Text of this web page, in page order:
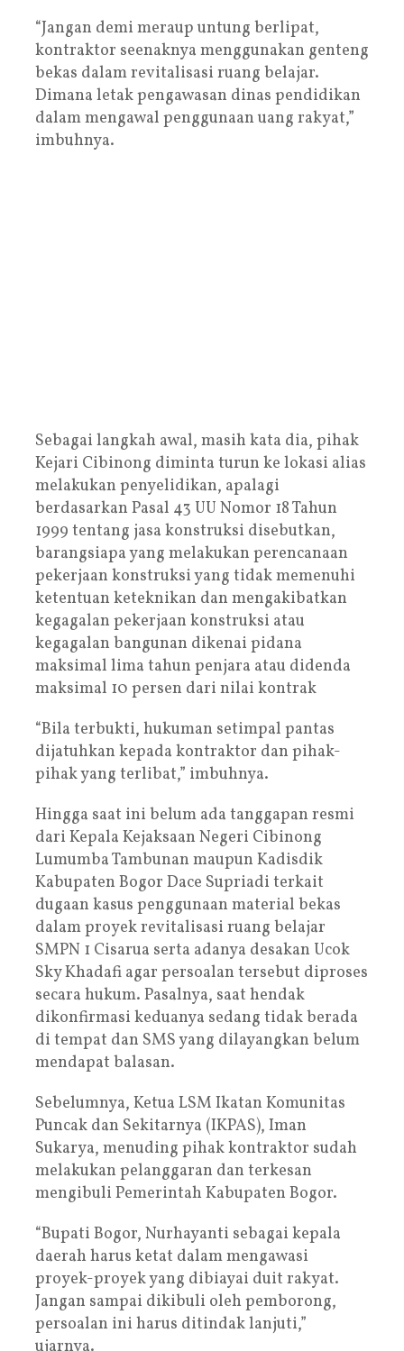
“Jangan demi meraup untung berlipat,
kontraktor seenaknya menggunakan genteng
bekas dalam revitalisasi ruang belajar.
Dimana letak pengawasan dinas pendidikan
dalam mengawal penggunaan uang rakyat,”
imbuhnya.
Sebagai langkah awal, masih kata dia, pihak
Kejari Cibinong diminta turun ke lokasi alias
melakukan penyelidikan, apalagi
berdasarkan Pasal 43 UU Nomor 18 Tahun
1999 tentang jasa konstruksi disebutkan,
barangsiapa yang melakukan perencanaan
pekerjaan konstruksi yang tidak memenuhi
ketentuan keteknikan dan mengakibatkan
kegagalan pekerjaan konstruksi atau
kegagalan bangunan dikenai pidana
maksimal lima tahun penjara atau didenda
maksimal 10 persen dari nilai kontrak
“Bila terbukti, hukuman setimpal pantas
dijatuhkan kepada kontraktor dan pihak-
pihak yang terlibat,” imbuhnya.
Hingga saat ini belum ada tanggapan resmi
dari Kepala Kejaksaan Negeri Cibinong
Lumumba Tambunan maupun Kadisdik
Kabupaten Bogor Dace Supriadi terkait
dugaan kasus penggunaan material bekas
dalam proyek revitalisasi ruang belajar
SMPN 1 Cisarua serta adanya desakan Ucok
Sky Khadafi agar persoalan tersebut diproses
secara hukum. Pasalnya, saat hendak
dikonfirmasi keduanya sedang tidak berada
di tempat dan SMS yang dilayangkan belum
mendapat balasan.
Sebelumnya, Ketua LSM Ikatan Komunitas
Puncak dan Sekitarnya (IKPAS), Iman
Sukarya, menuding pihak kontraktor sudah
melakukan pelanggaran dan terkesan
mengibuli Pemerintah Kabupaten Bogor.
“Bupati Bogor, Nurhayanti sebagai kepala
daerah harus ketat dalam mengawasi
proyek-proyek yang dibiayai duit rakyat.
Jangan sampai dikibuli oleh pemborong,
persoalan ini harus ditindak lanjuti,”